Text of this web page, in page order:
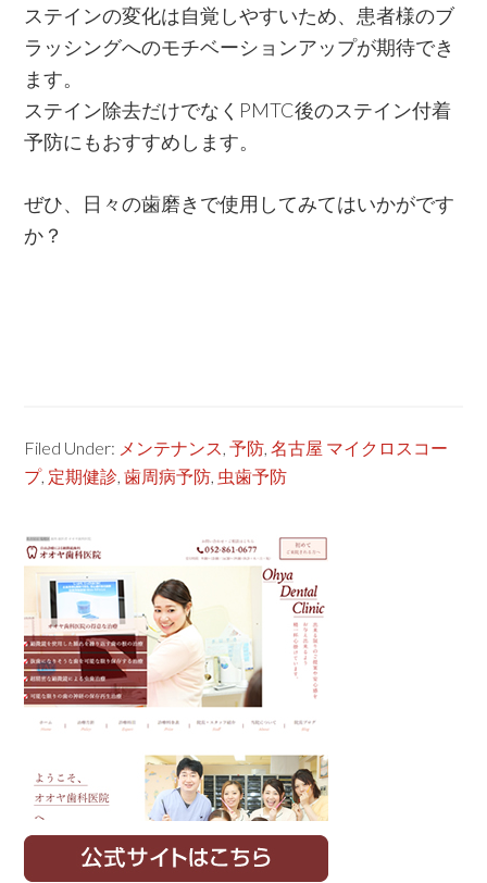
ステインの変化は自覚しやすいため、患者様のブ
ラッシングへのモチベーションアップが期待でき
ます。
ステイン除去だけでなくPMTC後のステイン付着
予防にもおすすめします。
ぜひ、日々の歯磨きで使用してみてはいかがです
か？
Filed Under: メンテナンス,予防,名古屋 マイクロスコー
プ, 定期健診,歯周病予防, 虫歯予防
Primary
Sidebar